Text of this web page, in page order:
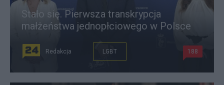
Stało się. Pierwsza transkrypcja
małżeństwa jednopłciowego w Polsce
Redakcja LGBT 188